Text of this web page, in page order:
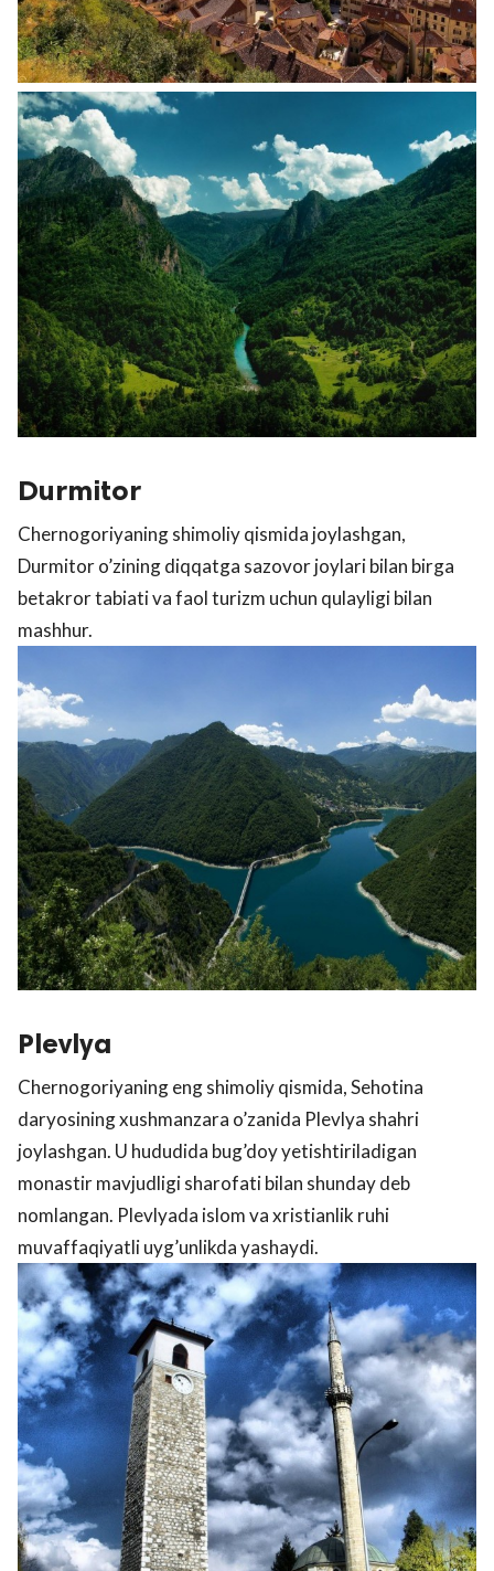
Durmitor
Chernogoriyaning shimoliy qismida joylashgan,
Durmitor o’zining diqqatga sazovor joylari bilan birga
betakror tabiati va faol turizm uchun qulayligi bilan
mashhur.
Plevlya
Chernogoriyaning eng shimoliy qismida, Sehotina
daryosining xushmanzara o’zanida Plevlya shahri
joylashgan. U hududida bug’doy yetishtiriladigan
monastir mavjudligi sharofati bilan shunday deb
nomlangan. Plevlyada islom va xristianlik ruhi
muvaffaqiyatli uyg’unlikda yashaydi.